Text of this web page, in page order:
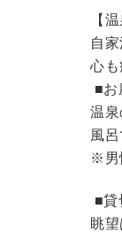
【
自
心も
■お
温
風呂
※男
■貸
眺